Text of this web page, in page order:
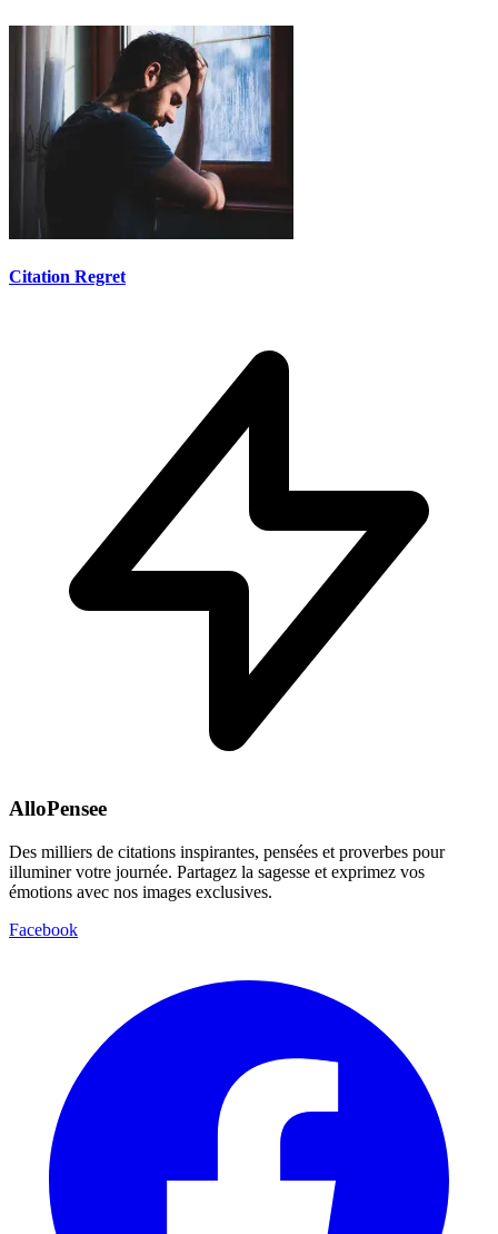
Citation Regret
AlloPensee
Des milliers de citations inspirantes, pensées et proverbes pour
illuminer votre journée. Partagez la sagesse et exprimez vos
émotions avec nos images exclusives.
Facebook